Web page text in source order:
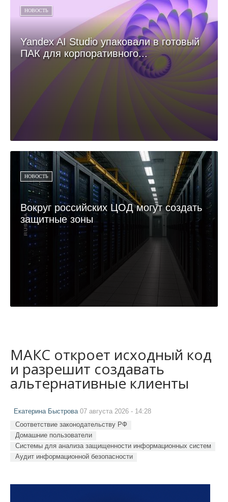
НОВОСТЬ
Yandex AI Studio упаковали в готовый
ПАК для корпоративного...
НОВОСТЬ
Вокруг российских ЦОД могут создать
защитные зоны
МАКС откроет исходный код
и разрешит создавать
альтернативные клиенты
Екатерина Быстрова07 августа 2026 - 14:28
Соответствие законодательству РФ
Домашние пользователи
Системы для анализа защищенности информационных систем
Аудит информационной безопасности